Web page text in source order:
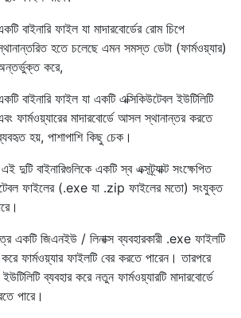
বাইনারি ফাইল যা মাদারবোর্ডের রোম চিপে
হতে চলেছে এমন সমস্ত ডেটা (ফার্মওয়্যার)
করে,
বাইনারি ফাইল যা একটি এক্সিকিউটেবল ইউটিলিটি
ফার্মওয়্যারের মাদারবোর্ডে আসল স্থানান্তর করতে
হয়, পাশাপাশি কিছু চেক।
এই দুটি বাইনারিগুলিকে একটি স্ব এক্সট্র্যাক্ট সংক্ষেপিত
ফাইলের (.exe যা .zip ফাইলের মতো) সংযুক্ত
একটি জিএনইউ / লিনাক্স ব্যবহারকারী .exe ফাইলটি
ফার্মওয়্যার ফাইলটি বের করতে পারেন। তারপরে
ইউটিলিটি ব্যবহার করে নতুন ফার্মওয়্যারটি মাদারবোর্ডে
পারে।